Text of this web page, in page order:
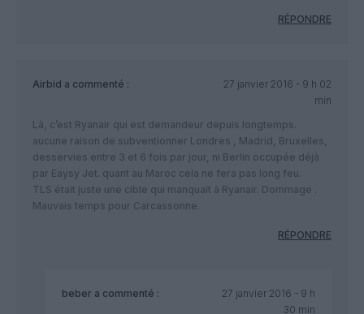
RÉPONDRE
Airbid a commenté :
27 janvier 2016 - 9 h 02
min
Là, c’est Ryanair qui est demandeur depuis longtemps.
aucune raison de subventionner Londres , Madrid, Bruxelles,
desservies entre 3 et 6 fois par jour, ni Berlin occupée déjà
par Eaysy Jet. quant au Maroc cela ne fera pas long feu.
TLS était juste une cible qui manquait à Ryanair. Dommage .
Mauvais temps pour Carcassonne.
RÉPONDRE
beber a commenté :
27 janvier 2016 - 9 h
30 min